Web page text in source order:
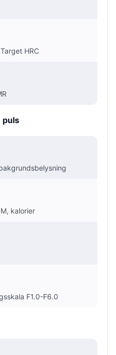
HRC
puls
kalorier
F1.0-F6.0